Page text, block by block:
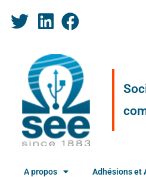
A propos Adhésions et